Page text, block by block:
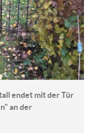
endet mit der Tür
an der